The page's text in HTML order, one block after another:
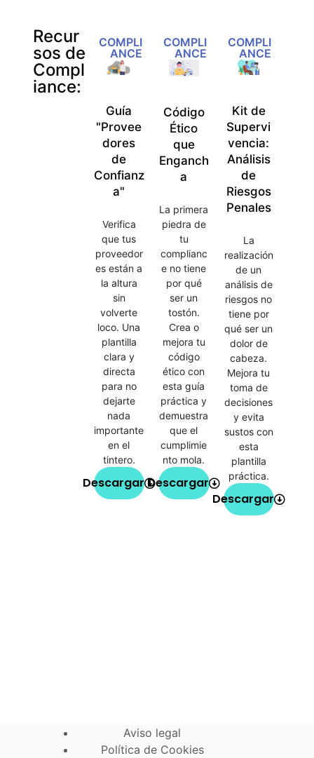
Recur
sos de
Compl
iance:
COMPLI
ANCE
Guía
"Provee
dores
de
Confianz
a"
Verifica
que tus
proveedor
es están a
la altura
sin
volverte
loco. Una
plantilla
clara y
directa
para no
dejarte
nada
importante
en el
tintero.
Descargar
COMPLI
ANCE
Código
Ético
que
Enganch
a
La primera
piedra de
tu
complianc
e no tiene
por qué
ser un
tostón.
Crea o
mejora tu
código
ético con
esta guía
práctica y
demuestra
que el
cumplimie
nto mola.
Descargar
COMPLI
ANCE
Kit de
Supervi
vencia:
Análisis
de
Riesgos
Penales
La
realización
de un
análisis de
riesgos no
tiene por
qué ser un
dolor de
cabeza.
Mejora tu
toma de
decisiones
y evita
sustos con
esta
plantilla
práctica.
Descargar
Aviso legal
Política de Cookies